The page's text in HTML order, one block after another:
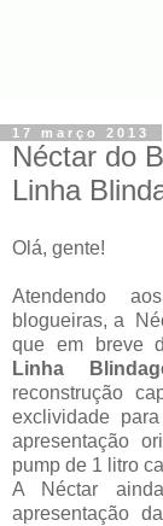
17 março 2013
Néctar do
Linha
Olá, gente!
Atendendo
blogueiras, a
que em breve
Linha
reconstrução
exclividade
apresentação
pump de 1 litro
A Néctar
apresentação